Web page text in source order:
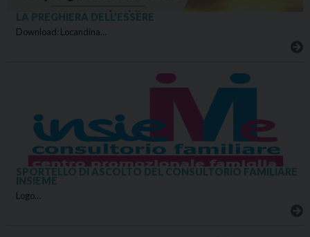
LA PREGHIERA DELL’ESSERE
Download: Locandina…
SPORTELLO DI ASCOLTO DEL CONSULTORIO FAMILIARE
INSIEME
Logo…